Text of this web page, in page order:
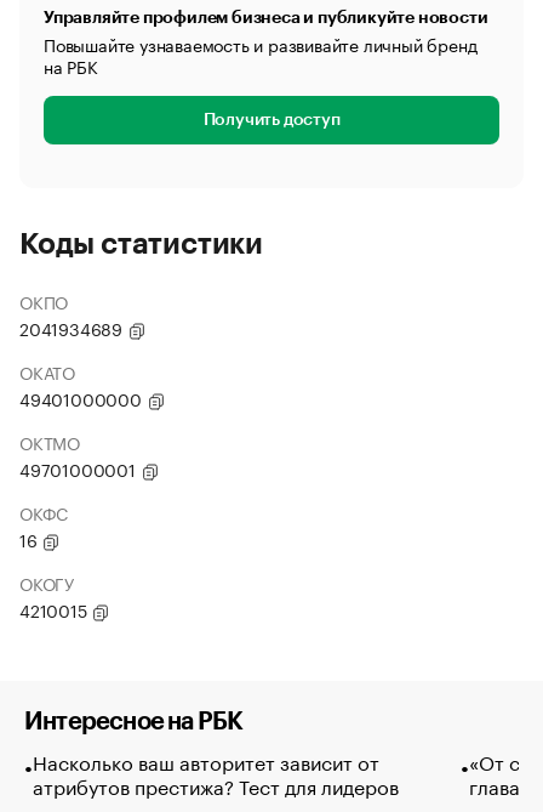
Управляйте профилем бизнеса и публикуйте новости
Повышайте узнаваемость и развивайте личный бренд
на РБК
Получить доступ
Коды статистики
ОКПО
2041934689
ОКАТО
49401000000
ОКТМО
49701000001
ОКФС
16
ОКОГУ
4210015
Интересное на РБК
Насколько ваш авторитет зависит от
атрибутов престижа? Тест для лидеров
«От
глава